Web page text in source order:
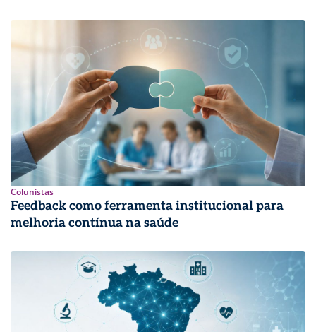
Colunistas
Feedback como ferramenta institucional para
melhoria contínua na saúde